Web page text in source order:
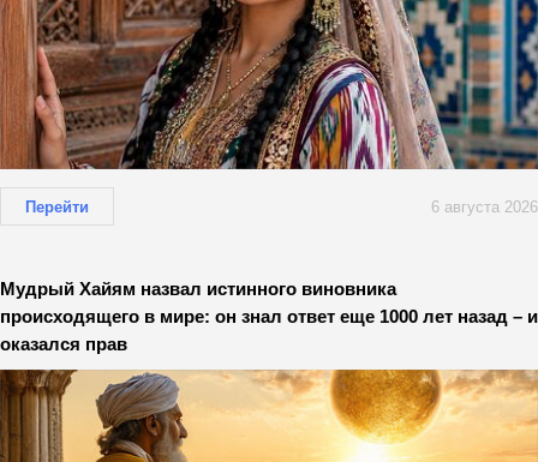
Перейти 6 августа 2026
Мудрый Хайям назвал истинного виновника
происходящего в мире: он знал ответ еще 1000 лет назад – и
оказался прав